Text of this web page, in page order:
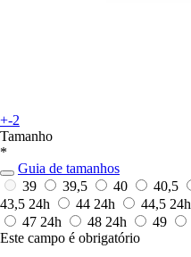
+-2
Tamanho
*
Guia de tamanhos
39
39,5 40 40,5
43,5 24h 44 24h 44,5 24h
47 24h 48 24h 49
Este campo é obrigatório